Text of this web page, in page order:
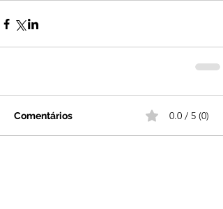
Comentários 0.0 / 5 (0)